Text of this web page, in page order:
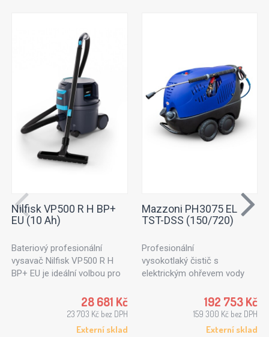
Nilfisk VP500 R H BP+
EU (10 Ah)
Bateriový profesionální
vysavač Nilfisk VP500 R H
BP+ EU je ideální volbou pro
úklid kanceláří, hotelů, škol,
ordinací, obchodních prostor
a dalších komerčních
28 681 Kč
23 703 Kč bez DPH
Externí sklad
Mazzoni PH3075 EL
TST-DSS (150/720)
Profesionální
vysokotlaký čistič s
elektrickým ohřevem vody
představuje moderní řešení
pro náročné průmyslové
192 753 Kč
159 300 Kč bez DPH
Externí sklad